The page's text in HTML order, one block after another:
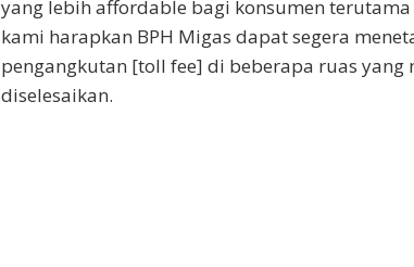
yang lebih affordable bagi konsumen
kami harapkan BPH Migas dapat segera
pengangkutan [toll fee] di beberapa ruas yang
diselesaikan.